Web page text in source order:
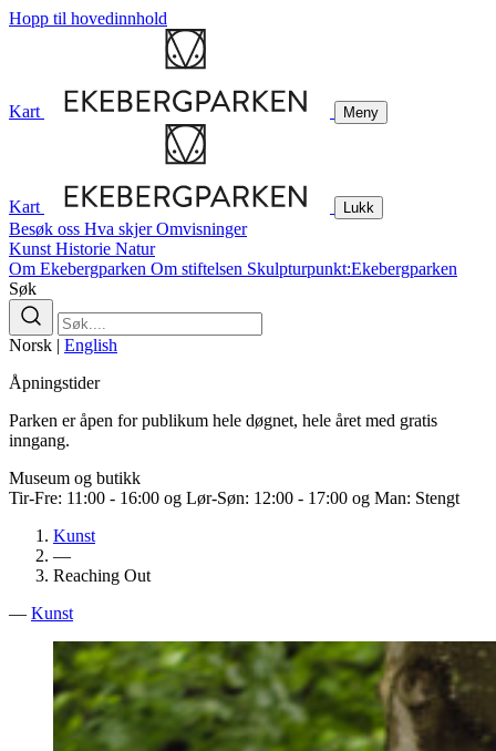
Hopp til hovedinnhold
Kart Meny
Kart Lukk
Besøk oss Hva skjerOmvisninger
Kunst Historie Natur
Om Ekebergparken Om stiftelsen Skulpturpunkt:Ekebergparken
Søk
Norsk | English
Åpningstider
Parken er åpen for publikum hele døgnet, hele året med gratis
inngang.
Museum og butikk
Tir-Fre: 11:00 - 16:00 og Lør-Søn: 12:00 - 17:00 og Man: Stengt
Kunst
—
Reaching Out
— Kunst